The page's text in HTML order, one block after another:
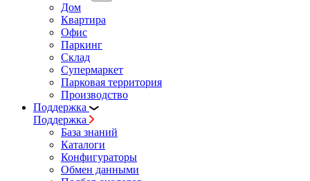
Дом
Квартира
Офис
Паркинг
Склад
Супермаркет
Парковая территория
Производство
Поддержка
Поддержка
База знаний
Каталоги
Конфигураторы
Обмен данными